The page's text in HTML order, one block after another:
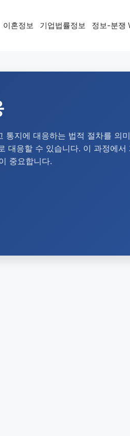
이혼정보 기업법률정보 정보-분쟁
지에 대응하는 법적 절차를 의
대응할 수 있습니다. 이 과정에서
중요합니다.